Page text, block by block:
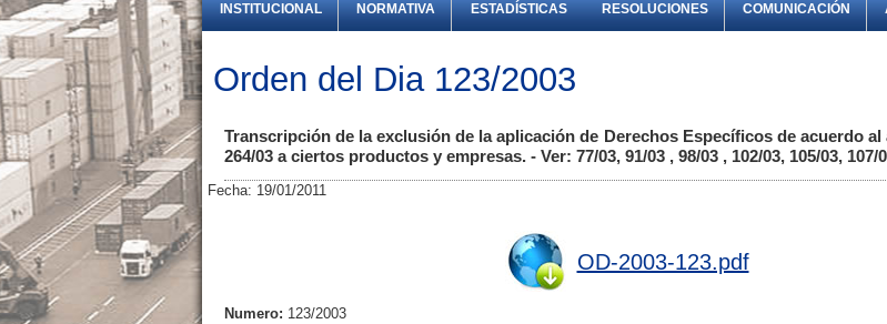
INSTITUCIONAL NORMATIVA ESTADÍSTICAS RESOLUCIONES COMUNICACIÓN
Orden del Dia 123/2003
Transcripción de la exclusión de la aplicación de Derechos Específicos de acuerdo al
264/03 a ciertos productos y empresas. - Ver: 77/03, 91/03 , 98/03 , 102/03, 105/03, 107/
Fecha: 19/01/2011
OD-2003-123.pdf
Numero: 123/2003